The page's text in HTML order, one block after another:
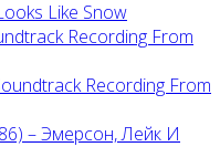
Recording From
‎– Эмерсон, Лейк И